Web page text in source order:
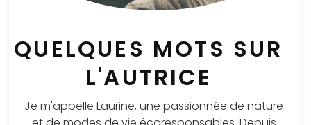
QUELQUES MOTS SUR
L'AUTRICE
Je m'appelle Laurine, une passionnée de nature